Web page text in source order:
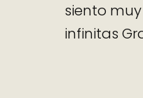
siento
infinitas